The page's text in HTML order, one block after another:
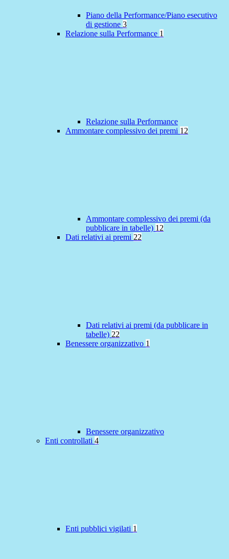
Piano della Performance/Piano esecutivo
di gestione 3
Relazione sulla Performance 1
Relazione sulla Performance
Ammontare complessivo dei premi 12
Ammontare complessivo dei premi (da
pubblicare in tabelle) 12
Dati relativi ai premi 22
Dati relativi ai premi (da pubblicare in
tabelle) 22
Benessere organizzativo 1
Benessere organizzativo
Enti controllati 4
Enti pubblici vigilati 1